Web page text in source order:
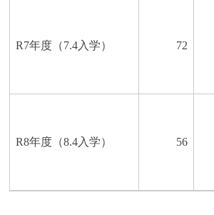
R7年度（7.4入学） 72
R8年度（8.4入学） 56